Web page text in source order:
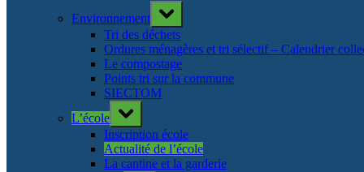
Environnement
Toggle
sub-
menu
Tri des déchets
Ordures ménagères et tri sélectif – Calendrier
Le compostage
Points tri sur la commune
SIECTOM
L’école
Toggle
sub-
menu
Inscription école
Actualité de l’école
La cantine et la garderie